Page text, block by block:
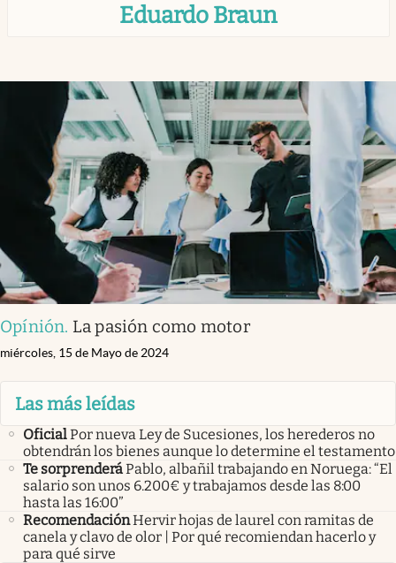
Infotechnology
Mundial 2026
Eventos Corporativos
El Cronista Studio
abre en nueva pestaña
Argentina
Eduardo Braun
Opínión. La pasión como motor
miércoles, 15 de Mayo de 2024
Las más leídas
OficialPor nueva Ley de Sucesiones, los herederos no
obtendrán los bienes aunque lo determine el testamento
Te sorprenderáPablo, albañil trabajando en Noruega: “El
salario son unos 6.200€ y trabajamos desde las 8:00
hasta las 16:00”
RecomendaciónHervir hojas de laurel con ramitas de
canela y clavo de olor | Por qué recomiendan hacerlo y
para qué sirve